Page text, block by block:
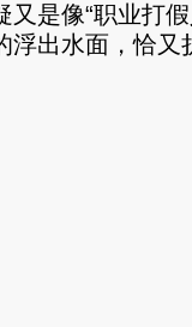
是像“职业打假
浮出水面，恰